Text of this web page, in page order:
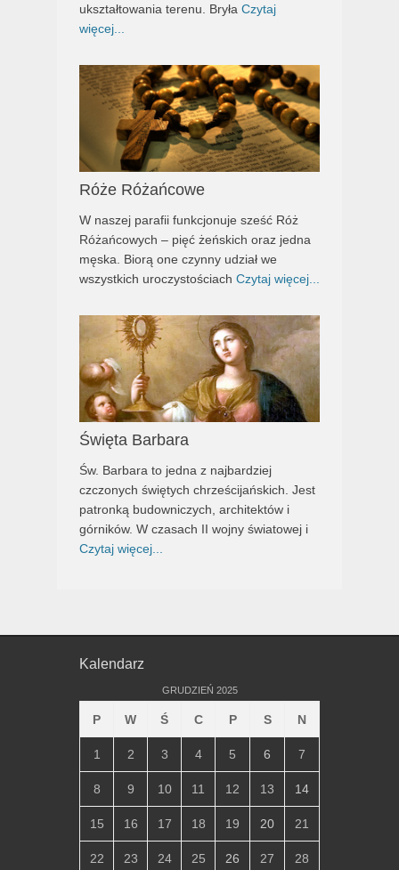
ukształtowania terenu. Bryła Czytaj
więcej...
Róże Różańcowe
W naszej parafii funkcjonuje sześć Róż
Różańcowych – pięć żeńskich oraz jedna
męska. Biorą one czynny udział we
wszystkich uroczystościach Czytaj więcej...
Święta Barbara
Św. Barbara to jedna z najbardziej
czczonych świętych chrześcijańskich. Jest
patronką budowniczych, architektów i
górników. W czasach II wojny światowej i
Czytaj więcej...
Kalendarz
GRUDZIEŃ 2025
P W Ś C P S N
1 2 3 4 5 6 7
8 9 10 11 12 13 14
15 16 17 18 19 20 21
22 23 24 25 26 27 28